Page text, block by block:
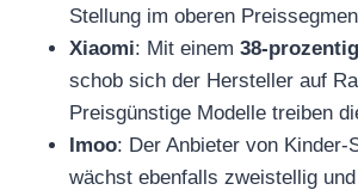
Stellung im oberen
Xiaomi: Mit einem 38-
schob sich der Hersteller auf
Preisgünstige Modelle treiben
Imoo: Der Anbieter von Kinder-
wächst ebenfalls zweistellig